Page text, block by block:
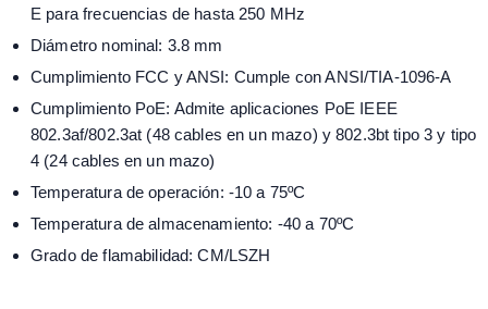
E para frecuencias de hasta 250 MHz
Diámetro nominal: 3.8 mm
Cumplimiento FCC y ANSI: Cumple con ANSI/TIA-1096-A
Cumplimiento PoE: Admite aplicaciones PoE IEEE
802.3af/802.3at (48 cables en un mazo) y 802.3bt tipo 3 y tipo
4 (24 cables en un mazo)
Temperatura de operación: -10 a 75ºC
Temperatura de almacenamiento: -40 a 70ºC
Grado de flamabilidad: CM/LSZH